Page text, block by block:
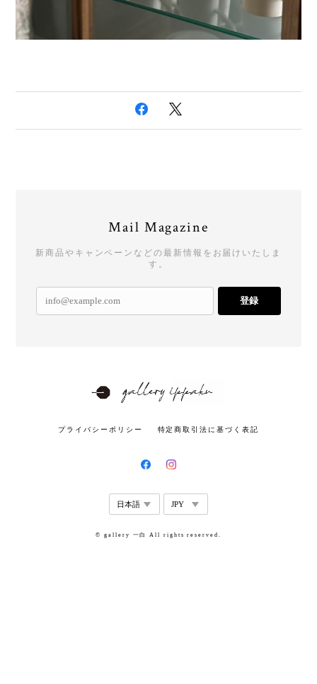
Mail Magazine
新商品やキャンペーンなどの最新情報をお届けいたしま
す。
登録
プライバシーポリシー 特定商取引法に基づく表記
© gallery 一白 All rights reserved.